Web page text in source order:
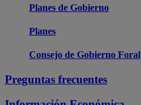
Planes de Gobierno
Planes
Consejo de Gobierno Foral
Preguntas frecuentes